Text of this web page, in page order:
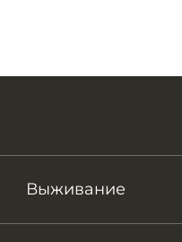
Выживание